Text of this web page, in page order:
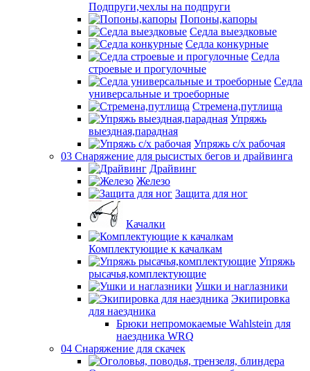
Подпруги,чехлы на подпруги
Попоны,капоры
Седла выездковые
Седла конкурные
Седла
строевые и прогулочные
Седла
универсальные и троеборные
Стремена,путлища
Упряжь
выездная,парадная
Упряжь с/х рабочая
03 Снаряжение для рысистых бегов и драйвинга
Драйвинг
Железо
Защита для ног
Качалки
Комплектующие к качалкам
Упряжь
рысачья,комплектующие
Ушки и наглазники
Экипировка
для наездника
Брюки непромокаемые Wahlstein для
наездника WRQ
04 Снаряжение для скачек